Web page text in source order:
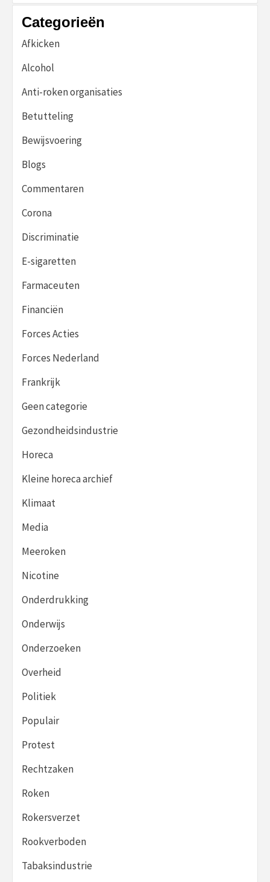
Categorieën
Afkicken
Alcohol
Anti-roken organisaties
Betutteling
Bewijsvoering
Blogs
Commentaren
Corona
Discriminatie
E-sigaretten
Farmaceuten
Financiën
Forces Acties
Forces Nederland
Frankrijk
Geen categorie
Gezondheidsindustrie
Horeca
Kleine horeca archief
Klimaat
Media
Meeroken
Nicotine
Onderdrukking
Onderwijs
Onderzoeken
Overheid
Politiek
Populair
Protest
Rechtzaken
Roken
Rokersverzet
Rookverboden
Tabaksindustrie